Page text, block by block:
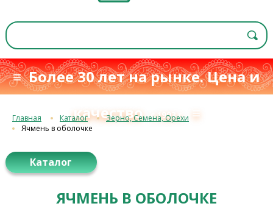
≡ Более 30 лет на рынке. Цена и
качествос 1993 г.≡
Главная Каталог
Зерно, Семена, Орехи
Ячмень в оболочке
Каталог
ЯЧМЕНЬ В ОБОЛОЧКЕ